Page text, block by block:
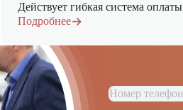
Действует гибкая система оплаты
Подробнее